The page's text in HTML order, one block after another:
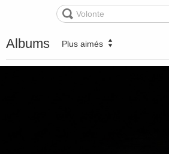
Albums Plus aimés